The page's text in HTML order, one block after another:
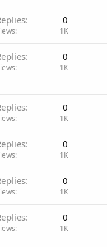
0
1K
0
1K
0
1K
0
1K
0
1K
0
1K